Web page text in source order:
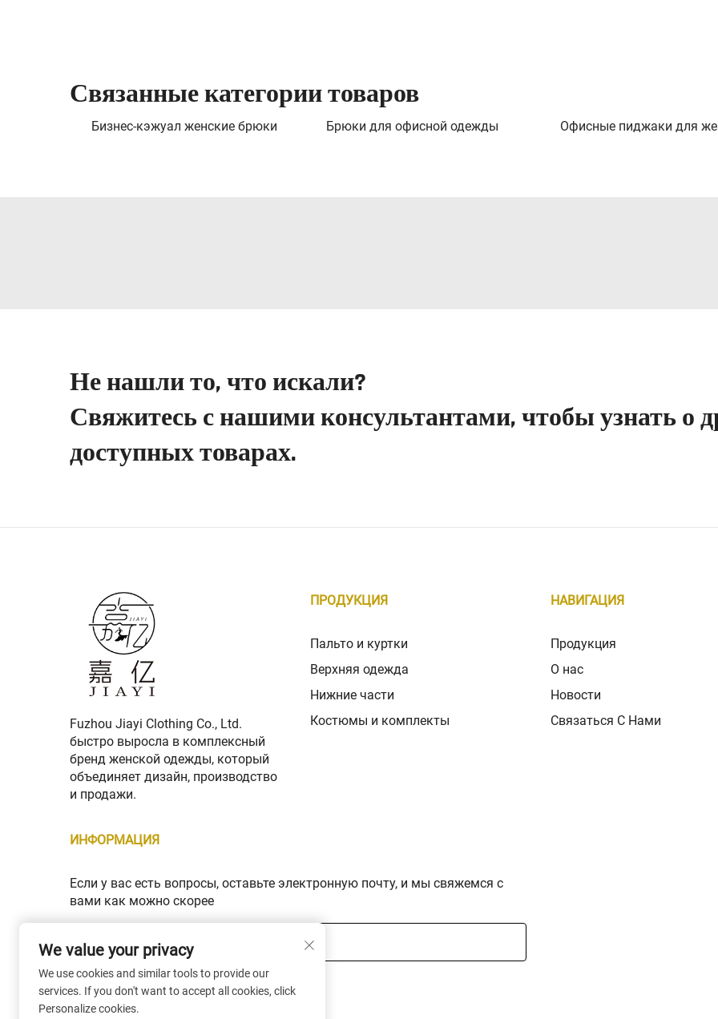
Связанные категории товаров
Бизнес-кэжуал женские брюки Брюки для офисной одежды Офисные пиджаки для
Не нашли то, что искали?
Свяжитесь с нашими консультантами, чтобы узнать о
доступных товарах.
Fuzhou Jiayi Clothing Co., Ltd.
быстро выросла в комплексный
бренд женской одежды, который
объединяет дизайн, производство
и продажи.
ПРОДУКЦИЯ
Пальто и куртки
Верхняя одежда
Нижние части
Костюмы и комплекты
НАВИГАЦИЯ
Продукция
О нас
Новости
Связаться С Нами
ИНФОРМАЦИЯ
Если у вас есть вопросы, оставьте электронную почту, и мы свяжемся с
вами как можно скорее
Ваш адрес электронной почты *
Subscribe
We value your privacy
We use cookies and similar tools to provide our
services. If you don't want to accept all cookies, click
Personalize cookies.